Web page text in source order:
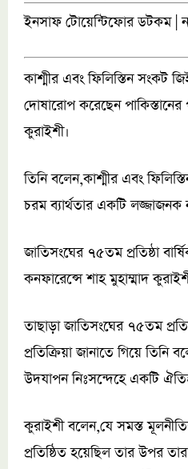
ইনসাফ টোয়েন্টিফোর ডটকম |
কাশ্মীর এবং ফিলিস্তিন সংকট
দোষারোপ করেছেন পাকিস্তানের
কুরাইশী।
তিনি বলেন,কাশ্মীর এবং
চরম ব্যার্থতার একটি লজ্জাজনক
জাতিসংঘের ৭৫তম প্রতিষ্ঠা
কনফারেন্সে শাহ মুহাম্মাদ
তাছাড়া জাতিসংঘের ৭৫তম
প্রতিক্রিয়া জানাতে গিয়ে তিনি
উদযাপন নিঃসন্দেহে একটি
কুরাইশী বলেন,যে সমস্ত
প্রতিষ্ঠিত হয়েছিল তার উপর